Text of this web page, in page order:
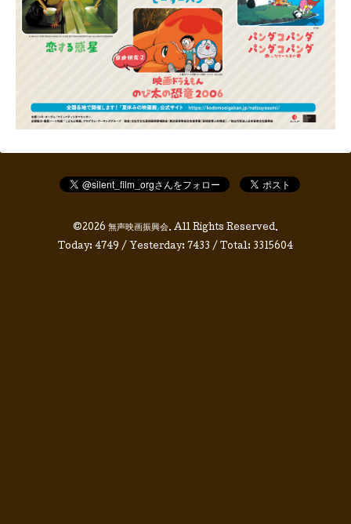
©2026 無声映画振興会. All Rights Reserved.
Today: 4749 / Yesterday: 7433 / Total: 3315604